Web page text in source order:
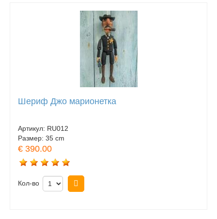
Шериф Джо марионетка
Артикул: RU012
Размер: 35 cm
€ 390.00
Кол-во